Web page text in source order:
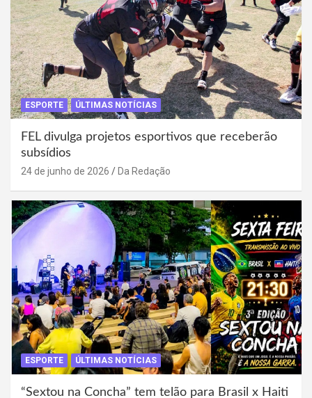
ESPORTE ÚLTIMAS NOTÍCIAS
FEL divulga projetos esportivos que receberão
subsídios
24 de junho de 2026 Da Redação
ESPORTE ÚLTIMAS NOTÍCIAS
“Sextou na Concha” tem telão para Brasil x Haiti